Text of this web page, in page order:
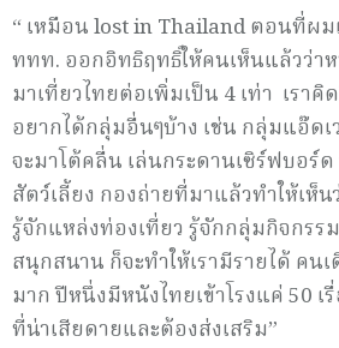
“ เหมือน lost in Thailand ตอนที่ผม
ททท. ออกอิทธิฤทธิ์ให้คนเห็นแล้วว่า
มาเที่ยวไทยต่อเพิ่มเป็น 4 เท่า เราคิ
อยากได้กลุ่มอื่นๆบ้าง เช่น กลุ่มแอ๊ด
จะมาโต้คลื่น เล่นกระดานเซิร์ฟบอ
สัตว์เลี้ยง กองถ่ายที่มาแล้วทำให้เห็
รู้จักแหล่งท่องเที่ยว รู้จักกลุ่มกิจกร
สนุกสนาน ก็จะทำให้เรามีรายได้ คน
มาก ปีหนึ่งมีหนังไทยเข้าโรงแค่ 50 เ
ที่น่าเสียดายและต้องส่งเสริม”